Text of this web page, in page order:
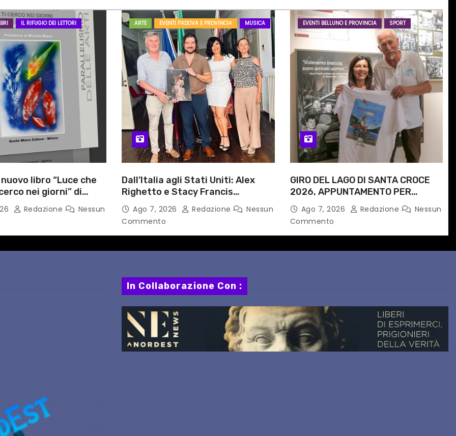
IL RIFUGIO DEI LETTORI
libro “Luce che
nei giorni” di
medico
Capua
Redazione
Nessun
ARTE EVENTI PADOVA E PROVINCIA MUSICA
Dall’Italia agli Stati Uniti: Alex
Righetto e Stacy Francis
uniscono arte, musica e
tecnologia in un nuovo progetto
internazionale”
Ago 7, 2026 Redazione
Nessun
Commento
EVENTI BELLUNO E PROVINCIA SPORT
GIRO DEL LAGO DI SANTA CROCE
2026, APPUNTAMENTO PER
DOMENICA 16 AGOSTO
Ago 7, 2026 Redazione
Nessun
Commento
In Collaborazione Con :